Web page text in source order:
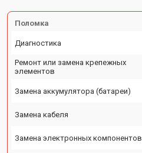
Поломка
Диагностика
Ремонт или замена крепежных
элементов
Замена аккумулятора (батареи)
Замена кабеля
Замена электронных компонентов